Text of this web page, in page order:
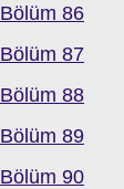
Bölüm 86
Bölüm 87
Bölüm 88
Bölüm 89
Bölüm 90